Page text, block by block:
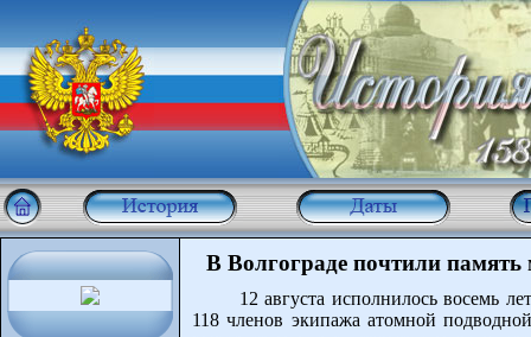
В Волгограде почтили
12 августа исполнилось восемь
118 членов экипажа атомной